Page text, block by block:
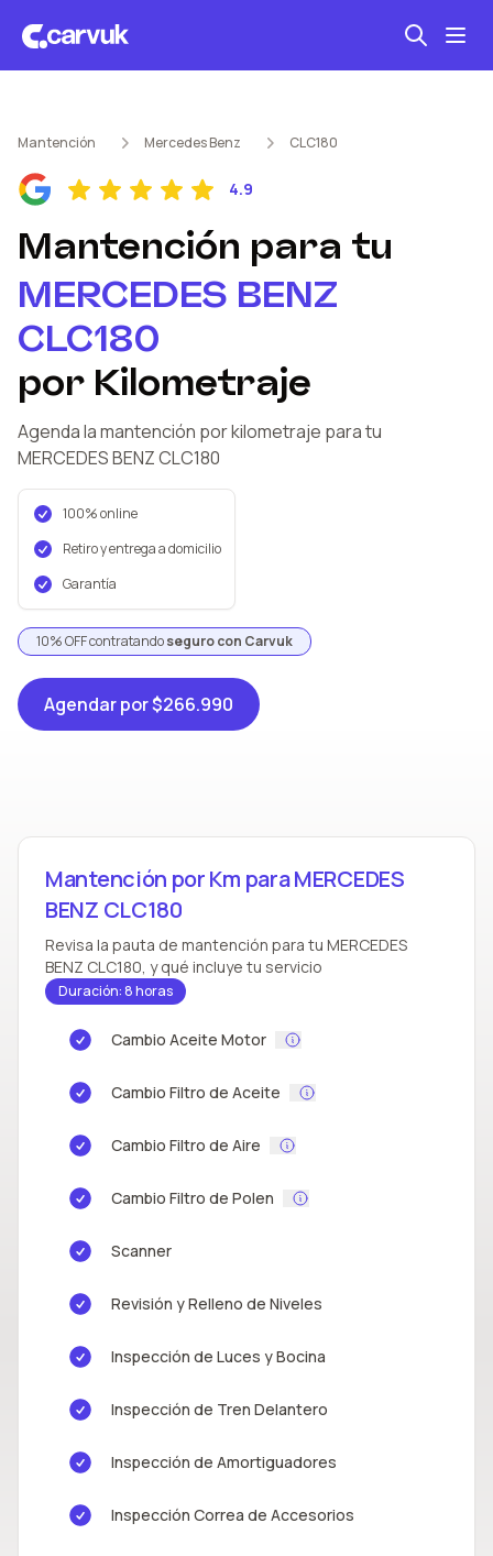
Mantención kilometraje
Revisión técnica
Mantención Mercedes Benz CLC180
4.9
Mantención para tu
MERCEDES BENZ
CLC180
por Kilometraje
Agenda la mantención por kilometraje para tu
MERCEDES BENZCLC180
100% online
Retiro y entrega a domicilio
Garantía
10% OFF contratandoseguro con Carvuk
Agendarpor $266.990
Mantención por Km para MERCEDES
BENZ CLC180
Revisa la pauta de mantención para tu MERCEDES
BENZ CLC180, y qué incluye tu servicio
Duración: 8 horas
Cambio Aceite Motor
Cambio Filtro de Aceite
Cambio Filtro de Aire
Cambio Filtro de Polen
Scanner
Revisión y Relleno de Niveles
Inspección de Luces y Bocina
Inspección de Tren Delantero
Inspección de Amortiguadores
Inspección Correa de Accesorios